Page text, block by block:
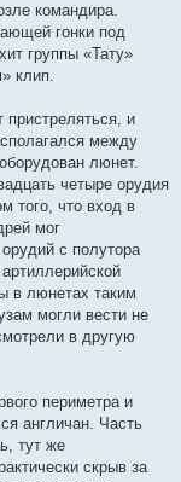
командира.
гонки под
группы «Тату»
клип.
пристреляться, и
между
люнет.
четыре орудия
того, что вход в
мог
с полутора
в люнетах таким
могли вести не
в другую
периметра и
англичан. Часть
тут же
скрыв за